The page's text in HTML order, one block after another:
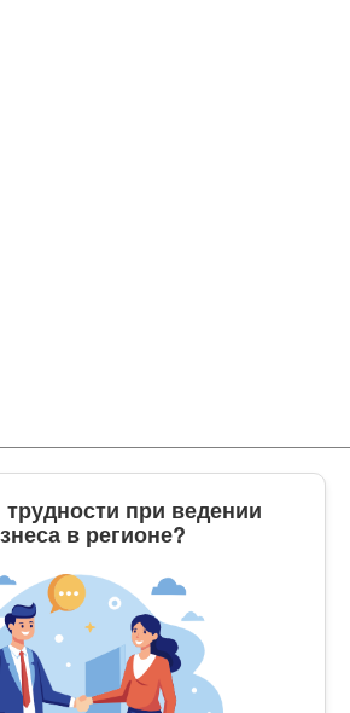
при ведении
в регионе?